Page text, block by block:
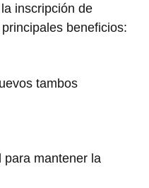
inscripción de
beneficios:
tambos
para mantener la